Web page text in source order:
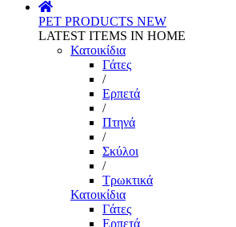
PET PRODUCTS NEW
LATEST ITEMS IN HOME
Κατοικίδια
Γάτες
/
Ερπετά
/
Πτηνά
/
Σκύλοι
/
Τρωκτικά
Κατοικίδια
Γάτες
Ερπετά